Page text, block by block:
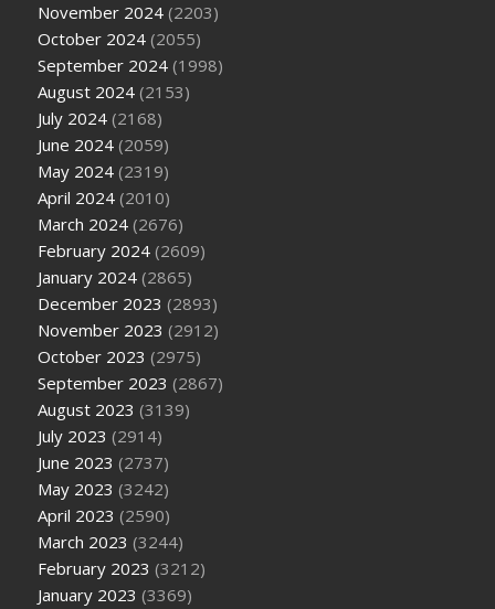
November 2024 (2203)
October 2024 (2055)
September 2024 (1998)
August 2024 (2153)
July 2024 (2168)
June 2024 (2059)
May 2024 (2319)
April 2024 (2010)
March 2024 (2676)
February 2024 (2609)
January 2024 (2865)
December 2023 (2893)
November 2023 (2912)
October 2023 (2975)
September 2023 (2867)
August 2023 (3139)
July 2023 (2914)
June 2023 (2737)
May 2023 (3242)
April 2023 (2590)
March 2023 (3244)
February 2023 (3212)
January 2023 (3369)